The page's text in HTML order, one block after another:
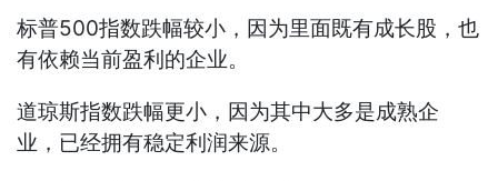
标普500指数跌幅较小，因为里面既有成长股，也
有依赖当前盈利的企业。
道琼斯指数跌幅更小，因为其中大多是成熟企
业，已经拥有稳定利润来源。